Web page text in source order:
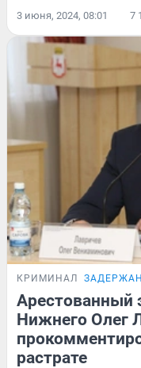
3 июня, 2024, 08:01 7
КРИМИНАЛ
Арестованный
Нижнего Олег
растрате